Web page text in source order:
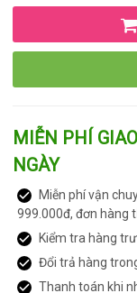
MIỄN PHÍ
NGÀY
Miễn phí vận
999.000đ, đơn hàng
Kiểm tra hàng
Đổi trả hàng
Thanh toán khi